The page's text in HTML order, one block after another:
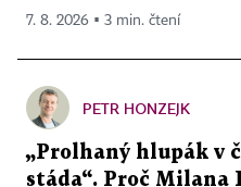
7. 8. 2026 ▪ 3 min. čtení
PETR HONZEJK
„Prolhaný hlupák v
stáda“. Proč Milana